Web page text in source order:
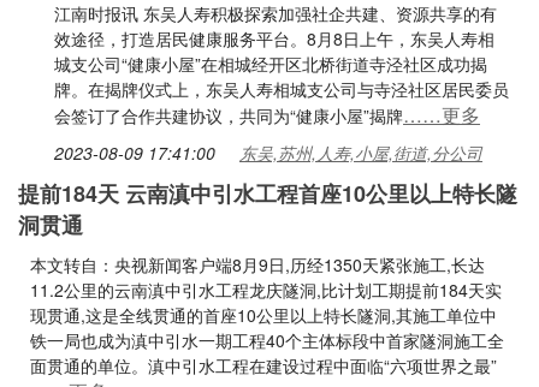
江南时报讯 东吴人寿积极探索加强社企共建、资源共享的有
效途径，打造居民健康服务平台。8月8日上午，东吴人寿相
城支公司“健康小屋”在相城经开区北桥街道寺泾社区成功揭
牌。在揭牌仪式上，东吴人寿相城支公司与寺泾社区居民委员
会签订了合作共建协议，共同为“健康小屋”揭牌……更多
2023-08-09 17:41:00 东吴,苏州,人寿,小屋,街道,分公司
提前184天 云南滇中引水工程首座10公里以上特长隧
洞贯通
本文转自：央视新闻客户端8月9日,历经1350天紧张施工,长达
11.2公里的云南滇中引水工程龙庆隧洞,比计划工期提前184天实
现贯通,这是全线贯通的首座10公里以上特长隧洞,其施工单位中
铁一局也成为滇中引水一期工程40个主体标段中首家隧洞施工全
面贯通的单位。滇中引水工程在建设过程中面临“六项世界之最”